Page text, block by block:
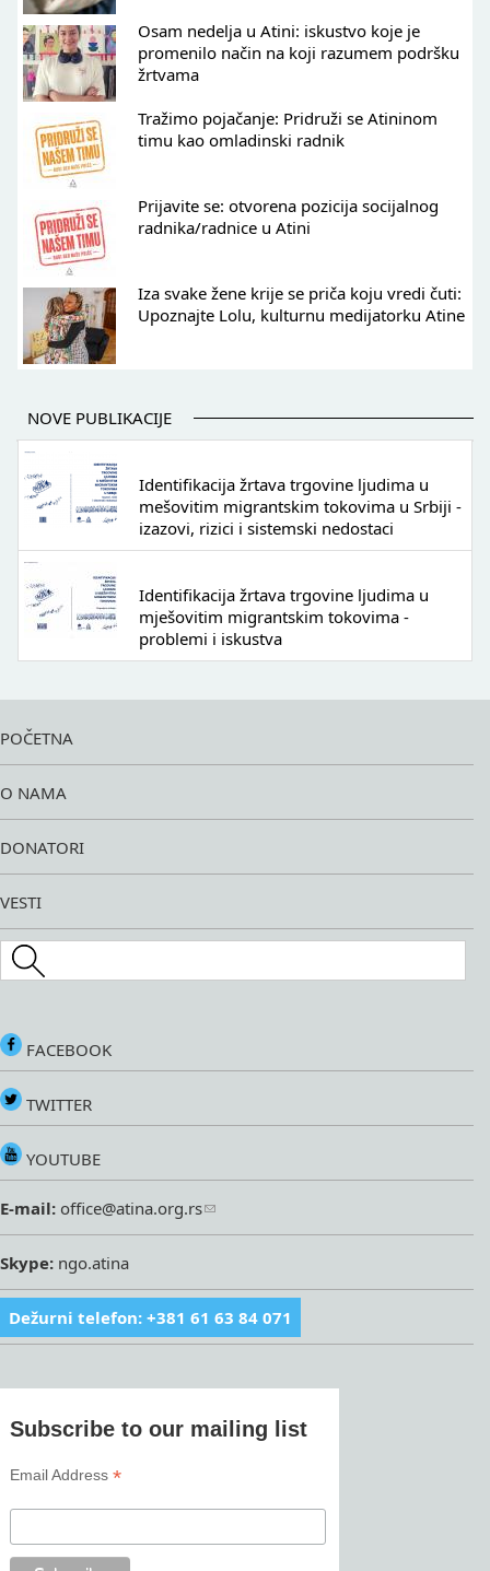
Osam nedelja u Atini: iskustvo koje je
promenilo način na koji razumem podršku
žrtvama
Tražimo pojačanje: Pridruži se Atininom
timu kao omladinski radnik
Prijavite se: otvorena pozicija socijalnog
radnika/radnice u Atini
Iza svake žene krije se priča koju vredi čuti:
Upoznajte Lolu, kulturnu medijatorku Atine
NOVE PUBLIKACIJE
Identifikacija žrtava trgovine ljudima u
mešovitim migrantskim tokovima u Srbiji -
izazovi, rizici i sistemski nedostaci
Identifikacija žrtava trgovine ljudima u
mješovitim migrantskim tokovima -
problemi i iskustva
POČETNA
O NAMA
DONATORI
VESTI
Search this site
FACEBOOK
TWITTER
YOUTUBE
E-mail: office@atina.org.rs
Skype: ngo.atina
Dežurni telefon: +381 61 63 84 071
Subscribe to our mailing list
Email Address*